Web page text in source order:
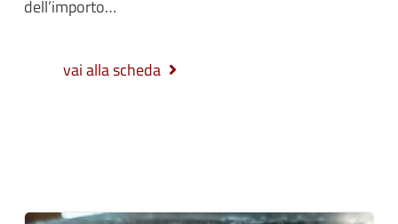
dell’importo…
vai alla scheda